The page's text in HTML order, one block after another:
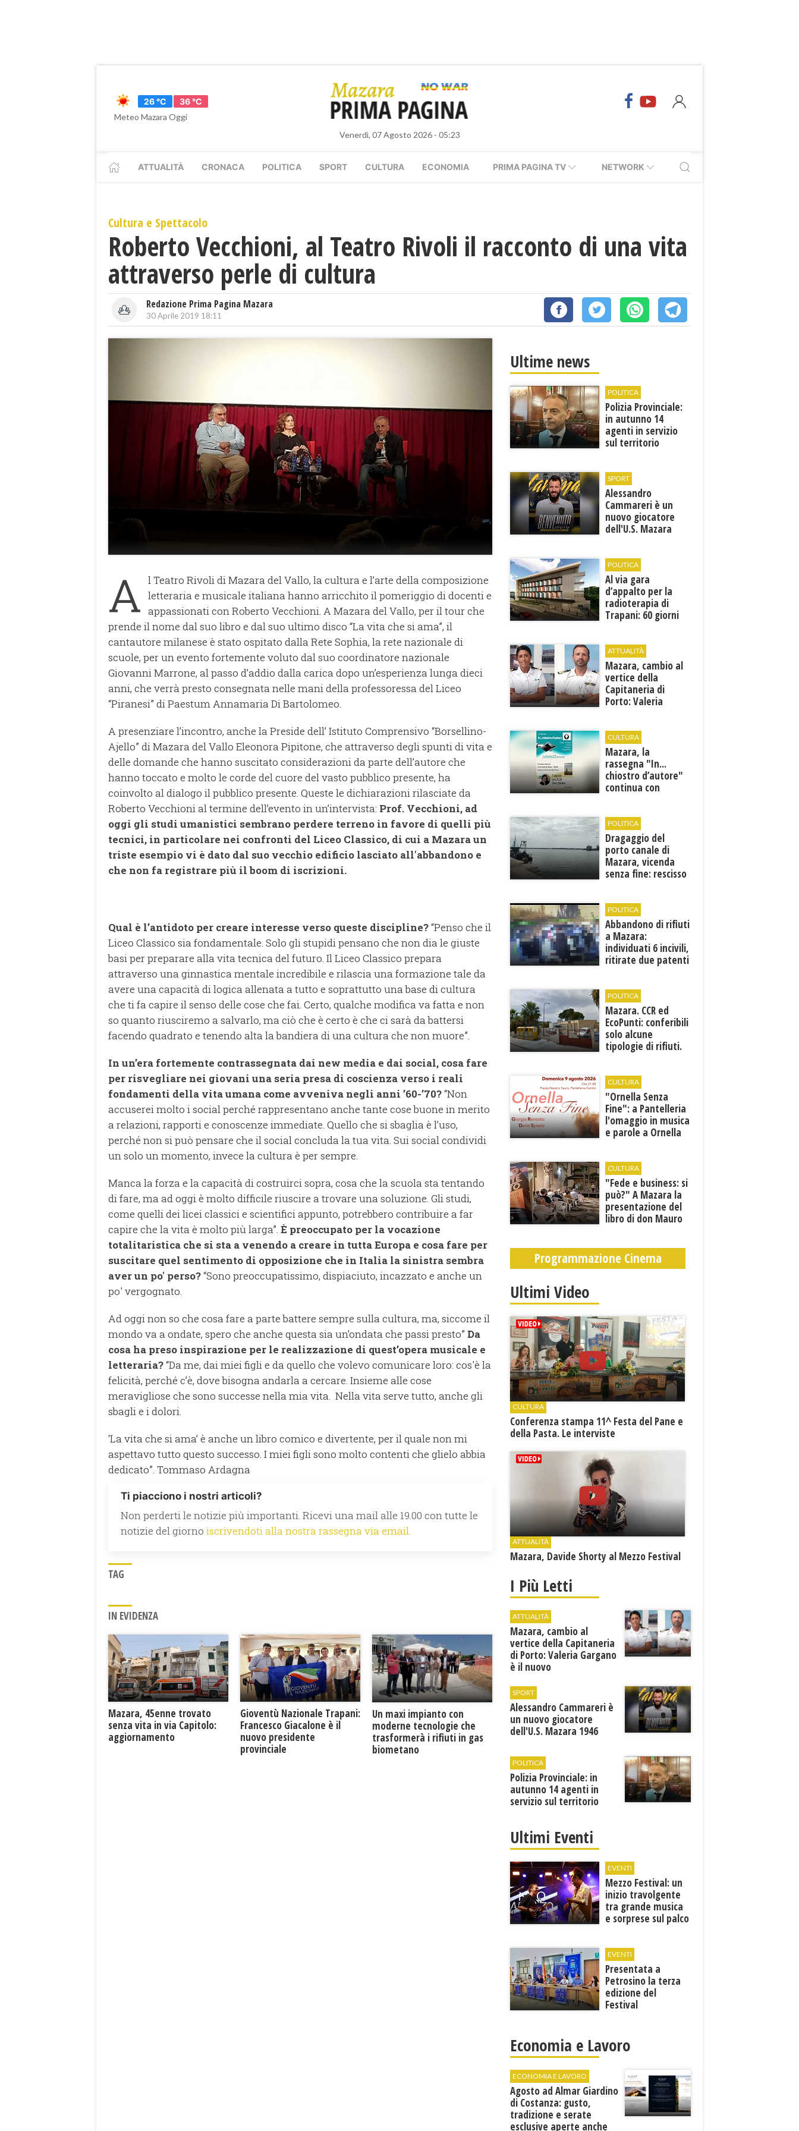
26 °C
36 °C
Meteo Mazara Oggi
Venerdì, 07 Agosto 2026 - 05:23
ATTUALITÀ CRONACA POLITICA SPORT CULTURA ECONOMIA PRIMA PAGINA TV NETWORK
Cultura e Spettacolo
Roberto Vecchioni, al Teatro Rivoli il racconto di una vita
attraverso perle di cultura
Redazione Prima Pagina Mazara
30 Aprile 2019 18:11
A l Teatro Rivoli di Mazara del Vallo, la cultura e l’arte della composizione
letteraria e musicale italiana hanno arricchito il pomeriggio di docenti e
appassionati con Roberto Vecchioni. A Mazara del Vallo, per il tour che
prende il nome dal suo libro e dal suo ultimo disco “La vita che si ama”, il
cantautore milanese è stato ospitato dalla Rete Sophia, la rete nazionale di
scuole, per un evento fortemente voluto dal suo coordinatore nazionale
Giovanni Marrone, al passo d’addio dalla carica dopo un’esperienza lunga dieci
anni, che verrà presto consegnata nelle mani della professoressa del Liceo
“Piranesi” di Paestum Annamaria Di Bartolomeo.
A presenziare l’incontro, anche la Preside dell’ Istituto Comprensivo “Borsellino-
Ajello” di Mazara del Vallo Eleonora Pipitone, che attraverso degli spunti di vita e
delle domande che hanno suscitato considerazioni da parte dell’autore che
hanno toccato e molto le corde del cuore del vasto pubblico presente, ha
coinvolto al dialogo il pubblico presente. Queste le dichiarazioni rilasciate da
Roberto Vecchioni al termine dell’evento in un’intervista: Prof. Vecchioni, ad
oggi gli studi umanistici sembrano perdere terreno in favore di quelli più
tecnici, in particolare nei confronti del Liceo Classico, di cui a Mazara un
triste esempio vi è dato dal suo vecchio edificio lasciato all'abbandono e
che non fa registrare più il boom di iscrizioni.
Qual è l’antidoto per creare interesse verso queste discipline?“Penso che il
Liceo Classico sia fondamentale. Solo gli stupidi pensano che non dia le giuste
basi per preparare alla vita tecnica del futuro. Il Liceo Classico prepara
attraverso una ginnastica mentale incredibile e rilascia una formazione tale da
avere una capacità di logica allenata a tutto e soprattutto una base di cultura
che ti fa capire il senso delle cose che fai. Certo, qualche modifica va fatta e non
so quanto riusciremo a salvarlo, ma ciò che è certo è che ci sarà da battersi
facendo quadrato e tenendo alta la bandiera di una cultura che non muore”.
In un’era fortemente contrassegnata dai new media e dai social, cosa fare
per risvegliare nei giovani una seria presa di coscienza verso i reali
fondamenti della vita umana come avveniva negli anni ’60-’70?“Non
accuserei molto i social perché rappresentano anche tante cose buone in merito
a relazioni, rapporti e conoscenze immediate. Quello che si sbaglia è l’uso,
perché non si può pensare che il social concluda la tua vita. Sui social condividi
un solo un momento, invece la cultura è per sempre.
Manca la forza e la capacità di costruirci sopra, cosa che la scuola sta tentando
di fare, ma ad oggi è molto difficile riuscire a trovare una soluzione. Gli studi,
come quelli dei licei classici e scientifici appunto, potrebbero contribuire a far
capire che la vita è molto più larga”. È preoccupato per la vocazione
totalitaristica che si sta a venendo a creare in tutta Europa e cosa fare per
suscitare quel sentimento di opposizione che in Italia la sinistra sembra
aver un po' perso?“Sono preoccupatissimo, dispiaciuto, incazzato e anche un
po' vergognato.
Ad oggi non so che cosa fare a parte battere sempre sulla cultura, ma, siccome il
mondo va a ondate, spero che anche questa sia un’ondata che passi presto” Da
cosa ha preso inspirazione per le realizzazione di quest’opera musicale e
letteraria?“Da me, dai miei figli e da quello che volevo comunicare loro: cos'è la
felicità, perché c’è, dove bisogna andarla a cercare. Insieme alle cose
meravigliose che sono successe nella mia vita. Nella vita serve tutto, anche gli
sbagli e i dolori.
‘La vita che si ama’ è anche un libro comico e divertente, per il quale non mi
aspettavo tutto questo successo. I miei figli sono molto contenti che glielo abbia
dedicato”. Tommaso Ardagna
Ti piacciono i nostri articoli?
Non perderti le notizie più importanti. Ricevi una mail alle 19.00 con tutte le
notizie del giorno iscrivendoti alla nostra rassegna via email.
TAG
IN EVIDENZA
Mazara, 45enne trovato
senza vita in via Capitolo:
aggiornamento
Gioventù Nazionale Trapani:
Francesco Giacalone è il
nuovo presidente
provinciale
Un maxi impianto con
moderne tecnologie che
trasformerà i rifiuti in gas
biometano
Ultime news
POLITICA
Polizia Provinciale:
in autunno 14
agenti in servizio
sul territorio
SPORT
Alessandro
Cammareri è un
nuovo giocatore
dell'U.S. Mazara
POLITICA
Al via gara
d’appalto per la
radioterapia di
Trapani: 60 giorni
ATTUALITÀ
Mazara, cambio al
vertice della
Capitaneria di
Porto: Valeria
CULTURA
Mazara, la
rassegna "In...
chiostro d’autore"
continua con
POLITICA
Dragaggio del
porto canale di
Mazara, vicenda
senza fine: rescisso
POLITICA
Abbandono di rifiuti
a Mazara:
individuati 6 incivili,
ritirate due patenti
POLITICA
Mazara. CCR ed
EcoPunti: conferibili
solo alcune
tipologie di rifiuti.
CULTURA
​"Ornella Senza
Fine": a Pantelleria
l'omaggio in musica
e parole a Ornella
CULTURA
"Fede e business: si
può?" A Mazara la
presentazione del
libro di don Mauro
Programmazione Cinema
Ultimi Video
CULTURA
Conferenza stampa 11^ Festa del Pane e
della Pasta. Le interviste
ATTUALITÀ
Mazara, Davide Shorty al Mezzo Festival
I Più Letti
ATTUALITÀ
Mazara, cambio al
vertice della Capitaneria
di Porto: Valeria Gargano
è il nuovo
SPORT
Alessandro Cammareri è
un nuovo giocatore
dell'U.S. Mazara 1946
POLITICA
Polizia Provinciale: in
autunno 14 agenti in
servizio sul territorio
Ultimi Eventi
EVENTI
Mezzo Festival: un
inizio travolgente
tra grande musica
e sorprese sul palco
EVENTI
Presentata a
Petrosino la terza
edizione del
Festival
"Voci dal
Mediterraneo"
Economia e Lavoro
ECONOMIA E LAVORO
Agosto ad Almar Giardino
di Costanza: gusto,
tradizione e serate
esclusive aperte anche